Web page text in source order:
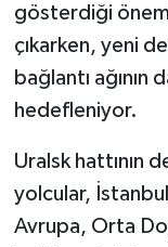
gösterdiği
çıkarken, yeni
bağlantı ağının
hedefleniyor.
Uralsk hattının
yolcular,
Avrupa, Orta